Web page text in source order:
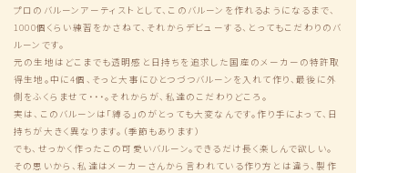
プロのバルーンアーティストとして、このバルーンを作れるようになるまで、
1000個くらい練習をかさねて、それからデビューする、とってもこだわりのバ
ルーンです。
元の生地はどこまでも透明感と日持ちを追求した国産のメーカーの特許取
得生地。中に4個、そっと大事にひとつづつバルーンを入れて作り、最後に外
側をふくらませて・・・。それからが、私達のこだわりどころ。
実は、このバルーンは「縛る」のがとっても大変なんです。作り手によって、日
持ちが大きく異なります。（季節もあります）
でも、せっかく作ったこの可愛いバルーン。できるだけ長く楽しんで欲しい。
その思いから、私達はメーカーさんから言われている作り方とは違う、製作